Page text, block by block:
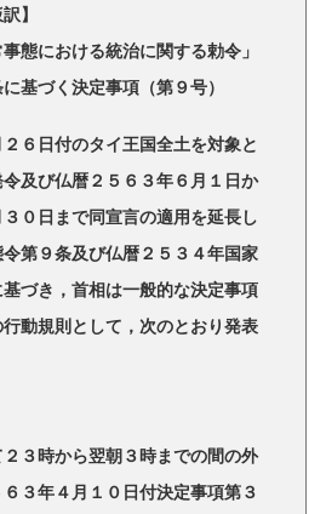
】
態における統治に関する勅令」
基づく決定事項（第９号）
６日付のタイ王国全土を対象と
及び仏暦２５６３年６月１日か
０日まで同宣言の適用を延長し
第９条及び仏暦２５３４年国家
づき，首相は一般的な決定事項
動規則として，次のとおり発表
３時から翌朝３時までの間の外
３年４月１０日付決定事項第３